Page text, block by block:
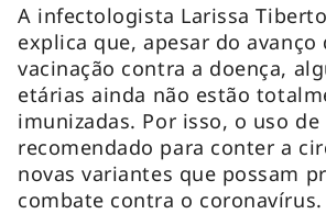
A infectologista Larissa
explica que, apesar do avanço
vacinação contra a doença,
etárias ainda não estão
imunizadas. Por isso, o uso de
recomendado para conter a
novas variantes que possam
combate contra o coronavírus.